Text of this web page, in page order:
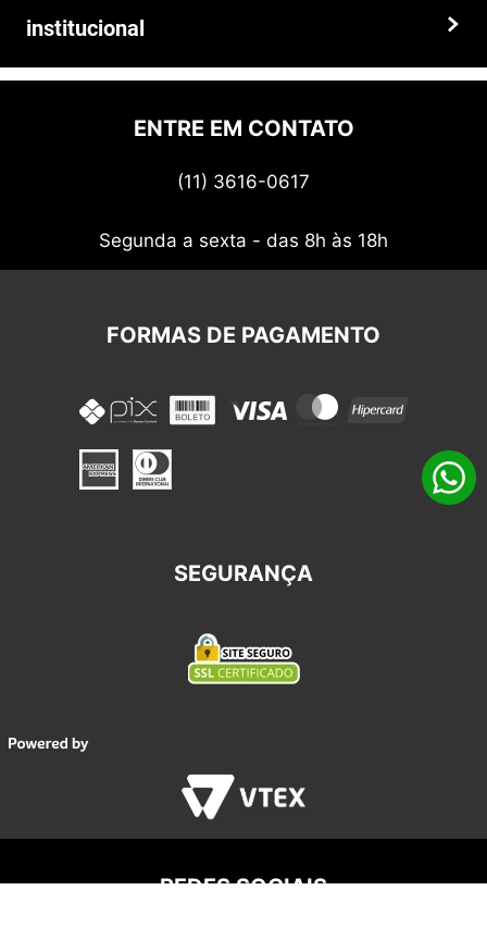
Prazos e entregas
institucional
Quem somos
Politica de privacidadeENTRE EM CONTATO
(11) 3616-0617
Segunda a sexta - das 8h às 18h
FORMAS DE PAGAMENTO
SEGURANÇA
REDES SOCIAIS